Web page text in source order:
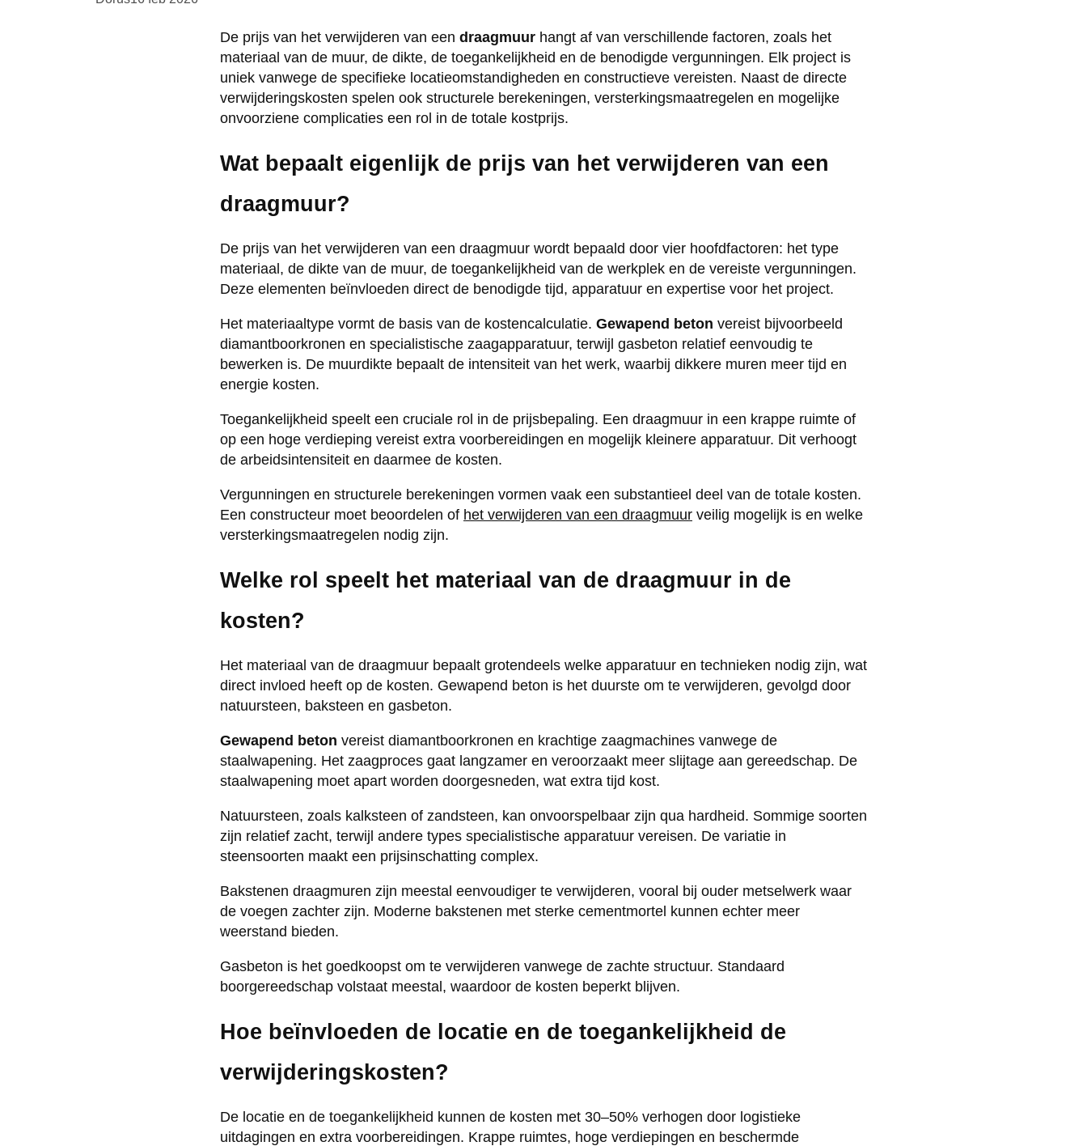
De prijs van het verwijderen van een draagmuur hangt af van verschillende factoren, zoals het
materiaal van de muur, de dikte, de toegankelijkheid en de benodigde vergunningen. Elk project is
uniek vanwege de specifieke locatieomstandigheden en constructieve vereisten. Naast de directe
verwijderingskosten spelen ook structurele berekeningen, versterkingsmaatregelen en mogelijke
onvoorziene complicaties een rol in de totale kostprijs.
Wat bepaalt eigenlijk de prijs van het verwijderen van een
draagmuur?
De prijs van het verwijderen van een draagmuur wordt bepaald door vier hoofdfactoren: het type
materiaal, de dikte van de muur, de toegankelijkheid van de werkplek en de vereiste vergunningen.
Deze elementen beïnvloeden direct de benodigde tijd, apparatuur en expertise voor het project.
Het materiaaltype vormt de basis van de kostencalculatie. Gewapend beton vereist bijvoorbeeld
diamantboorkronen en specialistische zaagapparatuur, terwijl gasbeton relatief eenvoudig te
bewerken is. De muurdikte bepaalt de intensiteit van het werk, waarbij dikkere muren meer tijd en
energie kosten.
Toegankelijkheid speelt een cruciale rol in de prijsbepaling. Een draagmuur in een krappe ruimte of
op een hoge verdieping vereist extra voorbereidingen en mogelijk kleinere apparatuur. Dit verhoogt
de arbeidsintensiteit en daarmee de kosten.
Vergunningen en structurele berekeningen vormen vaak een substantieel deel van de totale kosten.
Een constructeur moet beoordelen of het verwijderen van een draagmuur veilig mogelijk is en welke
versterkingsmaatregelen nodig zijn.
Welke rol speelt het materiaal van de draagmuur in de
kosten?
Het materiaal van de draagmuur bepaalt grotendeels welke apparatuur en technieken nodig zijn, wat
direct invloed heeft op de kosten. Gewapend beton is het duurste om te verwijderen, gevolgd door
natuursteen, baksteen en gasbeton.
Gewapend beton vereist diamantboorkronen en krachtige zaagmachines vanwege de
staalwapening. Het zaagproces gaat langzamer en veroorzaakt meer slijtage aan gereedschap. De
staalwapening moet apart worden doorgesneden, wat extra tijd kost.
Natuursteen, zoals kalksteen of zandsteen, kan onvoorspelbaar zijn qua hardheid. Sommige soorten
zijn relatief zacht, terwijl andere types specialistische apparatuur vereisen. De variatie in
steensoorten maakt een prijsinschatting complex.
Bakstenen draagmuren zijn meestal eenvoudiger te verwijderen, vooral bij ouder metselwerk waar
de voegen zachter zijn. Moderne bakstenen met sterke cementmortel kunnen echter meer
weerstand bieden.
Gasbeton is het goedkoopst om te verwijderen vanwege de zachte structuur. Standaard
boorgereedschap volstaat meestal, waardoor de kosten beperkt blijven.
Hoe beïnvloeden de locatie en de toegankelijkheid de
verwijderingskosten?
De locatie en de toegankelijkheid kunnen de kosten met 30–50% verhogen door logistieke
uitdagingen en extra voorbereidingen. Krappe ruimtes, hoge verdiepingen en beschermde